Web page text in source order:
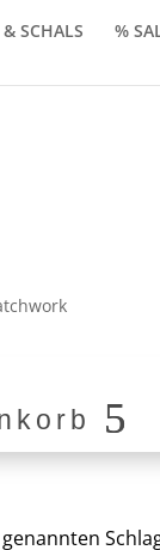
SCHALS %